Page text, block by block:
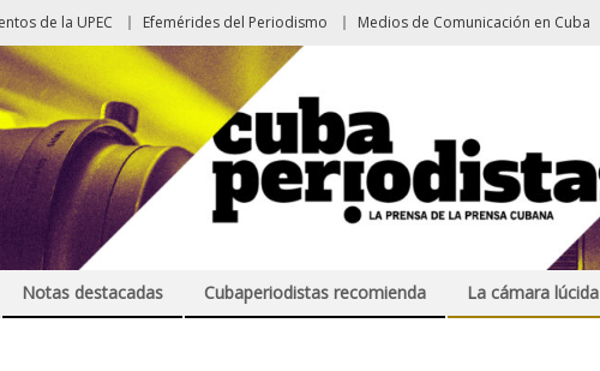
de la UPEC Efemérides del Periodismo Medios de Comunicación en Cuba
Notas destacadas Cubaperiodistas recomienda La cámara lúcida